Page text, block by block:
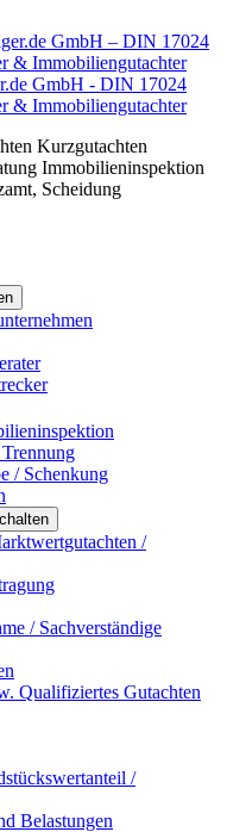
GmbH - DIN 17024
& Immobiliengutachter
Kurzgutachten
Immobilieninspektion
Scheidung
/ Schenkung
/
/ Sachverständige
Qualifiziertes Gutachten
/
Belastungen